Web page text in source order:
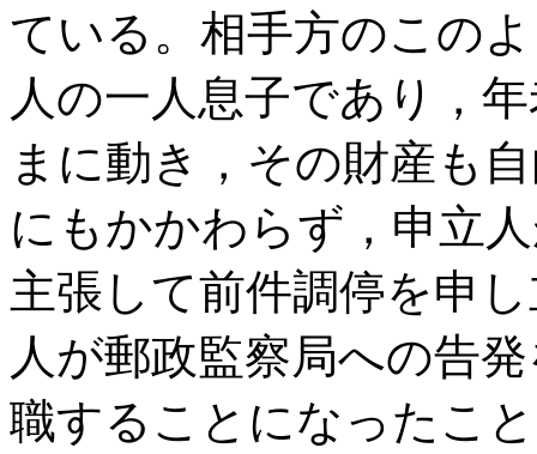
ている。相手方のこの
人の一人息子であり，
まに動き，その財産も
にもかかわらず，申立
主張して前件調停を申
人が郵政監察局への告
職することになったこ